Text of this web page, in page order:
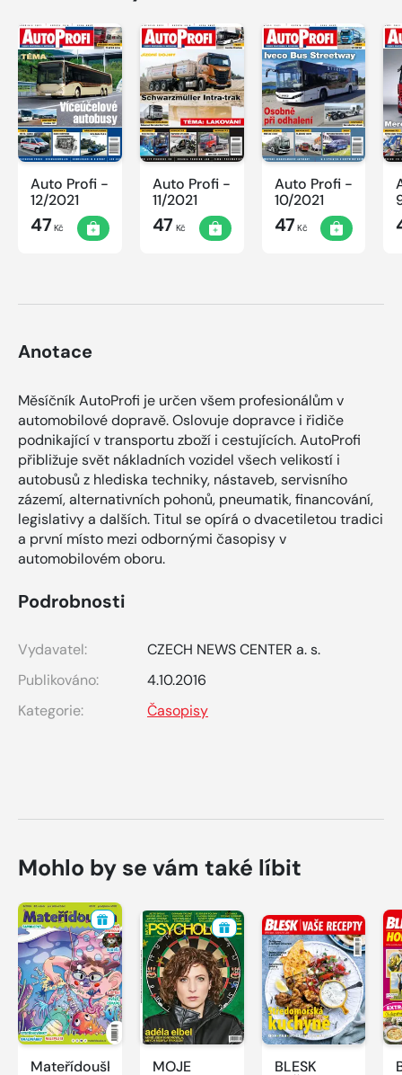
Auto Profi -
12/2021
47 Kč
Auto Profi -
11/2021
47 Kč
Auto Profi -
10/2021
47Kč
Anotace
Měsíčník AutoProfi je určen všem profesionálům v
automobilové dopravě. Oslovuje dopravce i řidiče
podnikající v transportu zboží i cestujících. AutoProfi
přibližuje svět nákladních vozidel všech velikostí i
autobusů z hlediska techniky, nástaveb, servisního
zázemí, alternativních pohonů, pneumatik, financování,
legislativy a dalších. Titul se opírá o dvacetiletou tradici
a první místo mezi odbornými časopisy v
automobilovém oboru.
Podrobnosti
Vydavatel:
CZECH NEWS CENTER a. s.
Publikováno:
4.10.2016
Kategorie:
Časopisy
Mohlo by se vám také líbit
Mateřídouška
MOJE
BLESK